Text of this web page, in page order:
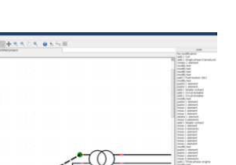
Ao instalar o GNU/Linux abra o
o comando: $ sudo apt-get install ttf-
Leia os termos de uso e avance
aceite os termos de uso clicando
abra o LibreOffice e veja se as
Arial estão instaladas. Caso